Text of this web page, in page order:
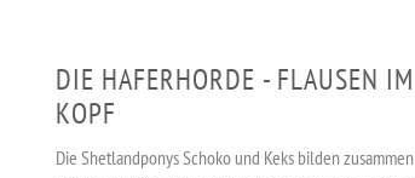
DIE HAFERHORDE - FLAUSEN IM
KOPF
Die Shetlandponys Schoko und Keks bilden zusammen